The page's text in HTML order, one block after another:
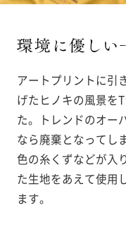
アートプリントに引
げたヒノキの風景を
た。トレンドのオー
なら廃棄となってし
色の糸くずなどが入
た生地をあえて使用
ます。